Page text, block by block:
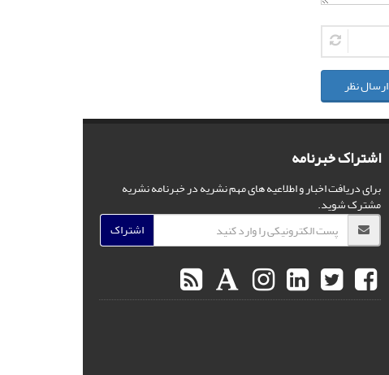
ارسال نظر
اشتراک خبرنامه
برای دریافت اخبار و اطلاعیه های مهم نشریه در خبرنامه نشریه
مشترک شوید.
اشتراک